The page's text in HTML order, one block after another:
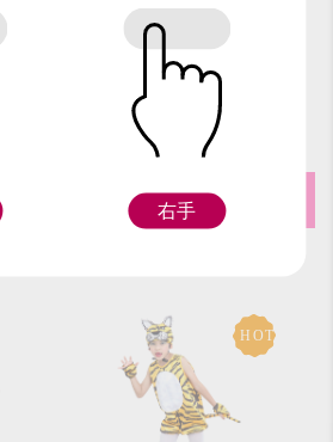
#野生動物 #Tiger
#Animal
右手